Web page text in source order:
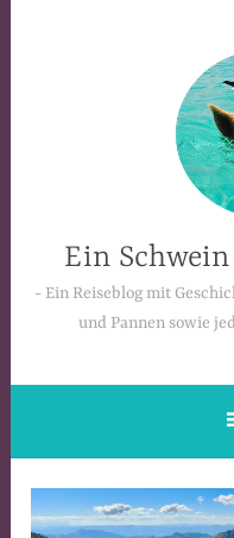
Ein
Ein Reiseblog mit
und Pannen sowie